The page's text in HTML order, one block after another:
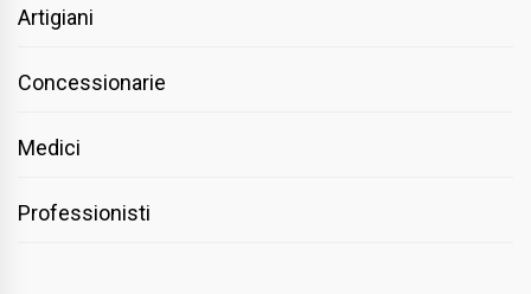
Artigiani
Concessionarie
Medici
Professionisti